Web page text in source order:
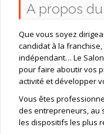
A propos
Que vous soyez
candidat à la
indépendant… Le
pour faire aboutir vos
activité et développer
Vous êtes
des entrepreneurs, au
les dispositifs les plus